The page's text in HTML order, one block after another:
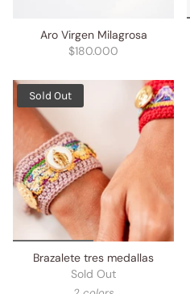
Aro Virgen Milagrosa
$180.000
Sold Out
Brazalete tres medallas
Sold Out